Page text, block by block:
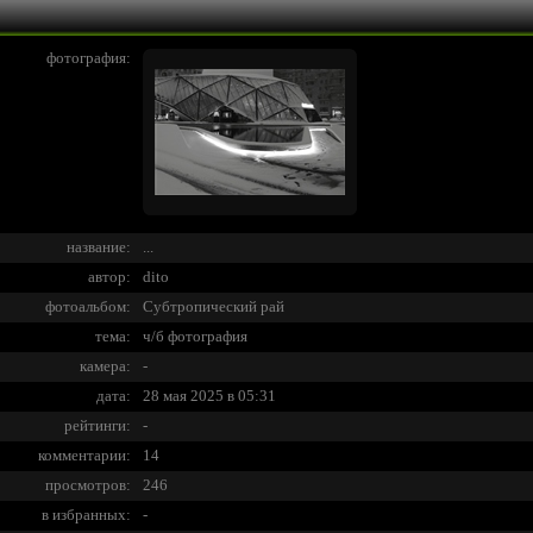
фотография:
название:
...
автор:
dito
фотоальбом:
Субтропический рай
тема:
ч/б фотография
камера:
-
дата:
28 мая 2025 в 05:31
рейтинги:
-
комментарии:
14
просмотров:
246
в избранных:
-